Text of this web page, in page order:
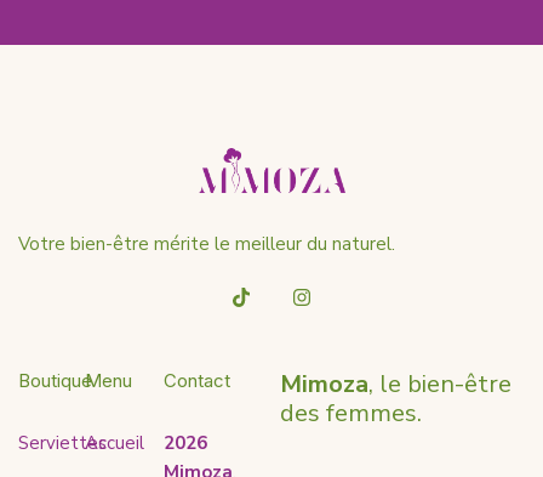
Votre bien-être mérite le meilleur du naturel.
Boutique
Serviettes
Menu
Accueil
Contact
2026
Mimoza
Mimoza, le bien-être
des femmes.